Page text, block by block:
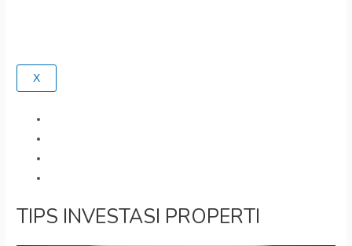
X
TIPS INVESTASI PROPERTI